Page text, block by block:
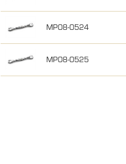
MP08-0524
MP08-0525